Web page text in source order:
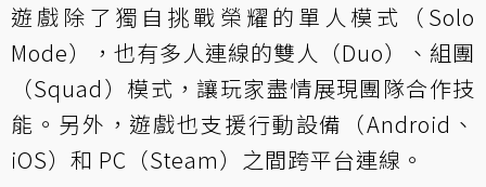
遊戲除了獨自挑戰榮耀的單人模式（Solo
Mode），也有多人連線的雙人（Duo）、組團
（Squad）模式，讓玩家盡情展現團隊合作技
能。另外，遊戲也支援行動設備（Android、
iOS）和 PC（Steam）之間跨平台連線。